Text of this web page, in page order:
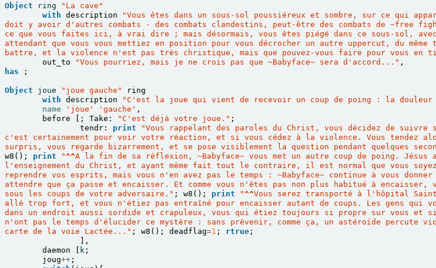
Object ring
"La cave"
with description
"Vous êtes dans un sous-sol poussiéreux et sombre, sur ce qui
doit y avoir d'autres combats - des combats clandestins, peut-être des combats de ~free
ce que vous faites ici, à vrai dire ; mais désormais, vous êtes piégé dans ce sous-sol,
attendant que vous vous mettiez en position pour vous décrocher un autre uppercut, du
battre, et la violence n'est pas très christique, mais que pouvez-vous faire pour vous en
out_to
"Vous pourriez, mais je ne crois pas que ~Babyface~ sera d'accord..." ,
has
;
Object joue "joue gauche"
ring
with description "C'est la joue qui vient de recevoir un coup de poing : la
name
'joue' 'gauche' ,
before
[; Take : "C'est déjà votre joue." ;
tendr : print
"Vous rappelant des paroles du Christ, vous décidez de
c'est certainement pour voir votre réaction, et si vous cédez à la violence. Vous tendez
surpris, vous regarde bizarrement, et se pose visiblement la question pendant quelques
w8 (); print "^^A la fin de sa réflexion, ~Babyface~ vous met un autre coup de poing.
l'enseignement du Christ, et ayant même fait tout le contraire, il est normal que vous
reprendre vos esprits, mais vous n'en avez pas le temps : ~Babyface~ continue à vous
attendre que ça passe et encaisser. Et comme vous n'êtes pas non plus habitué à
sous les coups de votre adversaire." ; w8 (); print "^^Vous serez transporté à l'hôpital
allé trop fort, et vous n'étiez pas entraîné pour encaisser autant de coups. Les gens qui
dans un endroit aussi sordide et crapuleux, vous qui étiez toujours si propre sur vous et
n'ont pas le temps d'élucider ce mystère : sans prévenir, comme ça, un astéroïde
carte de la voie Lactée..." ; w8 (); deadflag=1 ; rtrue ;
],
daemon
k ;
joug++ ;